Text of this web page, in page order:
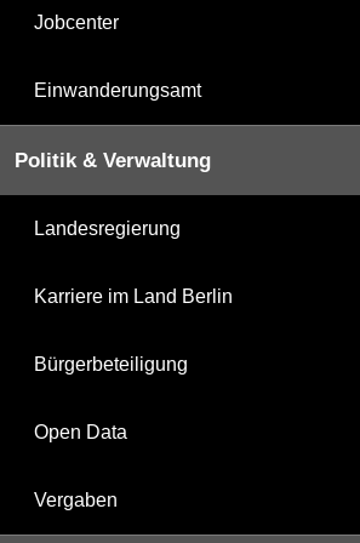
Jobcenter
Einwanderungsamt
Politik & Verwaltung
Landesregierung
Karriere im Land Berlin
Bürgerbeteiligung
Open Data
Vergaben